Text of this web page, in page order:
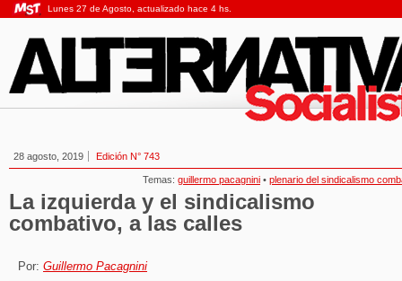
Lunes 27 de Agosto, actualizado hace 4 hs.
28 agosto, 2019 Edición N° 743
Temas: guillermo pacagnini • plenario del sindicalismo
La izquierda y el sindicalismo
combativo, a las calles
Por: Guillermo Pacagnini